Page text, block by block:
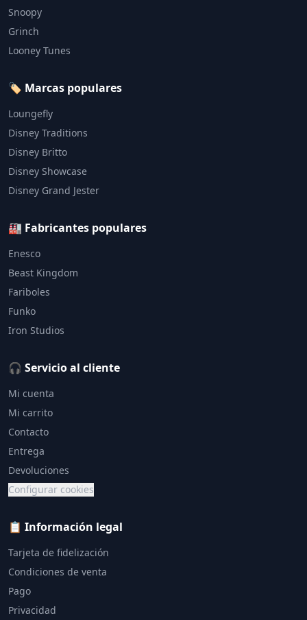
Snoopy
Grinch
Looney Tunes
🏷️ Marcas populares
Loungefly
Disney Traditions
Disney Britto
Disney Showcase
Disney Grand Jester
🏭 Fabricantes populares
Enesco
Beast Kingdom
Fariboles
Funko
Iron Studios
🎧 Servicio al cliente
Mi cuenta
Mi carrito
Contacto
Entrega
Devoluciones
Configurar cookies
📋 Información legal
Tarjeta de fidelización
Condiciones de venta
Pago
Privacidad